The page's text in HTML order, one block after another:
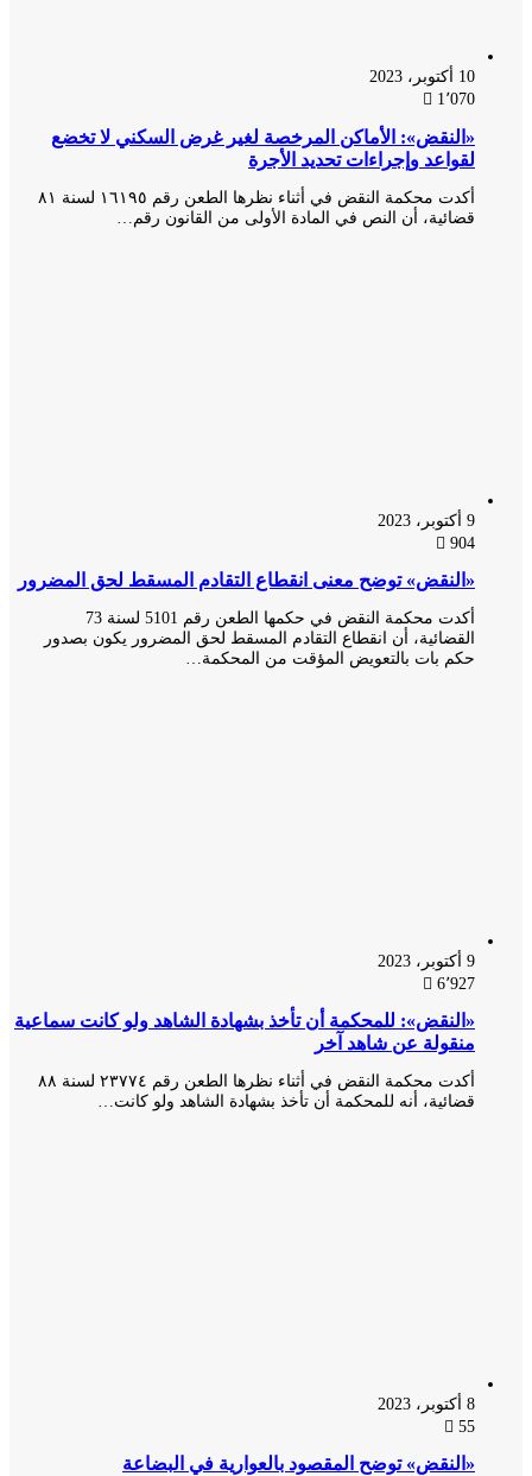
1٬070
«النقض»: الأماكن المرخصة لغير غرض السكني لا تخضع
لقواعد وإجراءات تحديد الأجرة
أكدت محكمة النقض في أثناء نظرها الطعن رقم ۱٦۱۹٥ لسنة ۸۱
قضائية، أن النص في المادة الأولى من القانون رقم…
«النقض» توضح معنى انقطاع التقادم المسقط لحق المضرور
أكدت محكمة النقض في حكمها الطعن رقم 5101 لسنة 73
القضائية، أن انقطاع التقادم المسقط لحق المضرور يكون بصدور
حكم بات بالتعويض المؤقت من المحكمة…
6٬927
«النقض»: للمحكمة أن تأخذ بشهادة الشاهد ولو كانت سماعية
منقولة عن شاهد آخر
أكدت محكمة النقض في أثناء نظرها الطعن رقم ٢٣٧٧٤ لسنة ٨٨
قضائية، أنه للمحكمة أن تأخذ بشهادة الشاهد ولو كانت…
«النقض» توضح المقصود بالعوارية في البضاعة